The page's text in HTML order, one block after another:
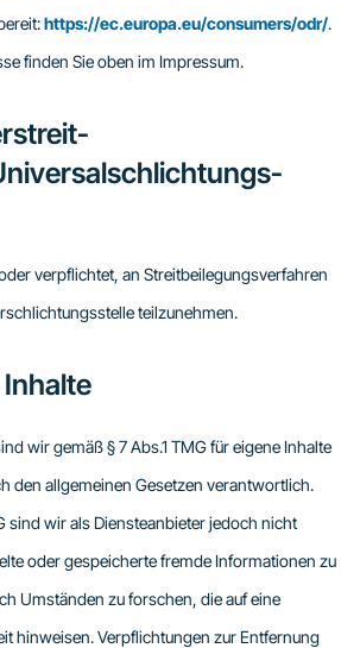
https://ec.europa.eu/consumers/odr/.
finden Sie oben im Impressum.
verpflichtet, an Streitbeilegungsverfahren
teilzunehmen.
wir gemäß § 7 Abs.1 TMG für eigene Inhalte
den allgemeinen Gesetzen verantwortlich.
sind wir als Diensteanbieter jedoch nicht
oder gespeicherte fremde Informationen zu
Umständen zu forschen, die auf eine
hinweisen. Verpflichtungen zur Entfernung